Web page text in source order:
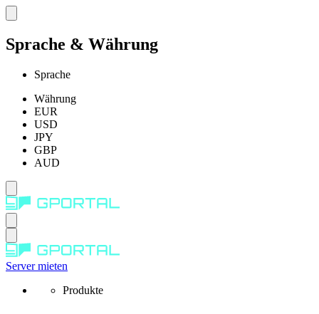
Sprache & Währung
Sprache
Währung
EUR
USD
JPY
GBP
AUD
Server mieten
Produkte